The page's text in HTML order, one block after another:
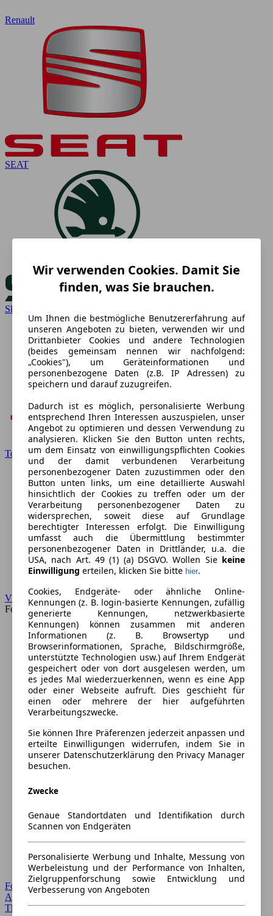
Renault
SEAT
Skoda
Toyota
VW
Forum
Forum Startseite
Alle Auto-Foren
Themen-Forum
Wir verwenden Cookies. Damit Sie
finden, was Sie brauchen.
Um Ihnen die bestmögliche Benutzererfahrung auf
unseren Angeboten zu bieten, verwenden wir und
Drittanbieter Cookies und andere Technologien
(beides gemeinsam nennen wir nachfolgend:
„Cookies"), um Geräteinformationen und
personenbezogene Daten (z.B. IP Adressen) zu
speichern und darauf zuzugreifen.
Dadurch ist es möglich, personalisierte Werbung
entsprechend Ihren Interessen auszuspielen, unser
Angebot zu optimieren und dessen Verwendung zu
analysieren. Klicken Sie den Button unten rechts,
um dem Einsatz von einwilligungspflichten Cookies
und der damit verbundenen Verarbeitung
personenbezogener Daten zuzustimmen oder den
Button unten links, um eine detaillierte Auswahl
hinsichtlich der Cookies zu treffen oder um der
Verarbeitung personenbezogener Daten zu
widersprechen, soweit diese auf Grundlage
berechtigter Interessen erfolgt. Die Einwilligung
umfasst auch die Übermittlung bestimmter
personenbezogener Daten in Drittländer, u.a. die
USA, nach Art. 49 (1) (a) DSGVO. Wollen Sie keine
Einwilligung erteilen, klicken Sie bitte hier.
Cookies, Endgeräte- oder ähnliche Online-
Kennungen (z. B. login-basierte Kennungen, zufällig
generierte Kennungen, netzwerkbasierte
Kennungen) können zusammen mit anderen
Informationen (z. B. Browsertyp und
Browserinformationen, Sprache, Bildschirmgröße,
unterstützte Technologien usw.) auf Ihrem Endgerät
gespeichert oder von dort ausgelesen werden, um
es jedes Mal wiederzuerkennen, wenn es eine App
oder einer Webseite aufruft. Dies geschieht für
einen oder mehrere der hier aufgeführten
Verarbeitungszwecke.
Sie können Ihre Präferenzen jederzeit anpassen und
erteilte Einwilligungen widerrufen, indem Sie in
unserer Datenschutzerklärung den Privacy Manager
besuchen.
Zwecke
Genaue Standortdaten und Identifikation durch
Scannen von Endgeräten
Personalisierte Werbung und Inhalte, Messung von
Werbeleistung und der Performance von Inhalten,
Zielgruppenforschung sowie Entwicklung und
Verbesserung von Angeboten